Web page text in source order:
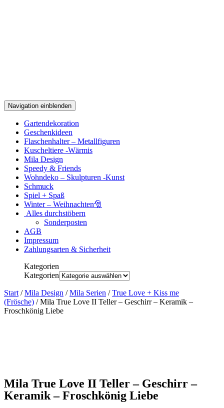
Navigation einblenden
Gartendekoration
Geschenkideen
Flaschenhalter – Metallfiguren
Kuscheltiere -Wärmis
Mila Design
Speedy & Friends
Wohndeko – Skulpturen -Kunst
Schmuck
Spiel + Spaß
Winter – Weihnachten🎅
Alles durchstöbern
Sonderposten
AGB
Impressum
Zahlungsarten & Sicherheit
Kategorien
Kategorien
Start /Mila Design /Mila Serien /True Love + Kiss me
(Frösche) / Mila True Love II Teller – Geschirr – Keramik –
Froschkönig Liebe
Mila True Love II Teller – Geschirr –
Keramik – Froschkönig Liebe